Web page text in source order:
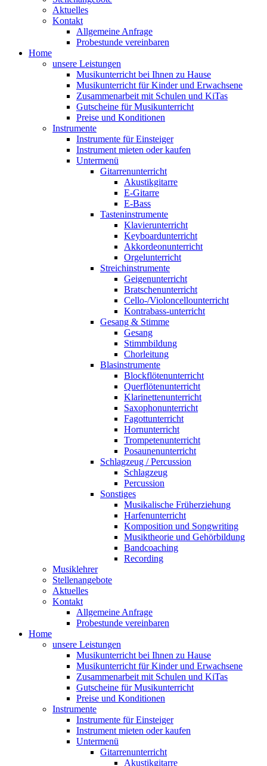
Aktuelles
Kontakt
Allgemeine Anfrage
Probestunde vereinbaren
Home
unsere Leistungen
Musikunterricht bei Ihnen zu Hause
Musikunterricht für Kinder und Erwachsene
Zusammenarbeit mit Schulen und KiTas
Gutscheine für Musikunterricht
Preise und Konditionen
Instrumente
Instrumente für Einsteiger
Instrument mieten oder kaufen
Untermenü
Gitarrenunterricht
Akustikgitarre
E-Gitarre
E-Bass
Tasteninstrumente
Klavierunterricht
Keyboardunterricht
Akkordeonunterricht
Orgelunterricht
Streichinstrumente
Geigenunterricht
Bratschenunterricht
Cello-/Violoncellounterricht
Kontrabass-unterricht
Gesang & Stimme
Gesang
Stimmbildung
Chorleitung
Blasinstrumente
Blockflötenunterricht
Querflötenunterricht
Klarinettenunterricht
Saxophonunterricht
Fagottunterricht
Hornunterricht
Trompetenunterricht
Posaunenunterricht
Schlagzeug / Percussion
Schlagzeug
Percussion
Sonstiges
Musikalische Früherziehung
Harfenunterricht
Komposition und Songwriting
Musiktheorie und Gehörbildung
Bandcoaching
Recording
Musiklehrer
Stellenangebote
Aktuelles
Kontakt
Allgemeine Anfrage
Probestunde vereinbaren
Home
unsere Leistungen
Musikunterricht bei Ihnen zu Hause
Musikunterricht für Kinder und Erwachsene
Zusammenarbeit mit Schulen und KiTas
Gutscheine für Musikunterricht
Preise und Konditionen
Instrumente
Instrumente für Einsteiger
Instrument mieten oder kaufen
Untermenü
Gitarrenunterricht
Akustikgitarre